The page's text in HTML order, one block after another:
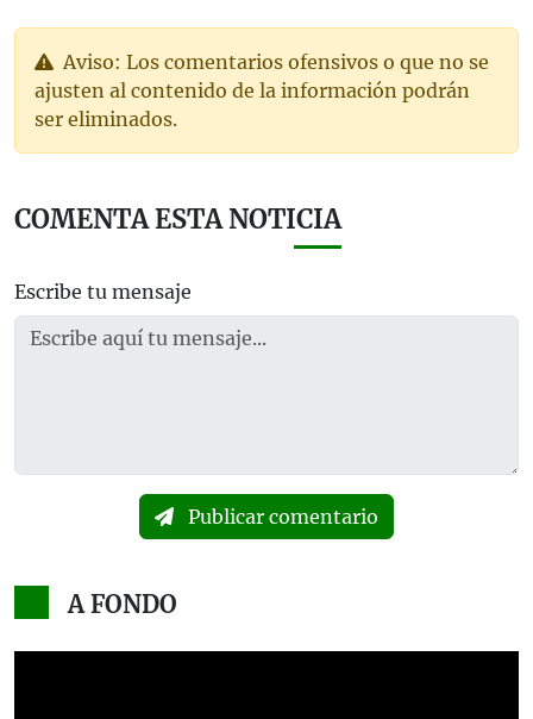
Aviso: Los comentarios ofensivos o que no se
ajusten al contenido de la información podrán
ser eliminados.
COMENTA ESTA NOTICIA
Escribe tu mensaje
Publicar comentario
A FONDO